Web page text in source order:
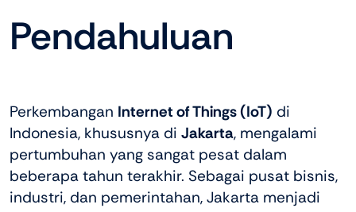
Pendahuluan
Perkembangan Internet of Things (IoT) di
Indonesia, khususnya di Jakarta, mengalami
pertumbuhan yang sangat pesat dalam
beberapa tahun terakhir. Sebagai pusat bisnis,
industri, dan pemerintahan, Jakarta menjadi